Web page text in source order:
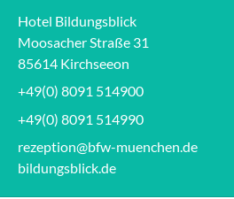
Hotel Bildungsblick
Moosacher Straße 31
85614 Kirchseeon
+49(0) 8091 514900
+49(0) 8091 514990
rezeption@bfw-muenchen.de
bildungsblick.de